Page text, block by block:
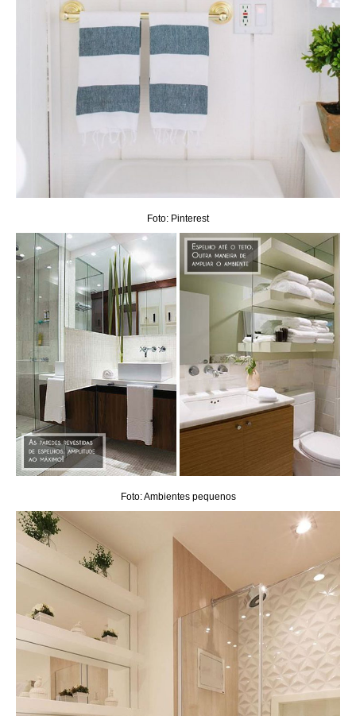
Foto: Pinterest
Foto: Ambientes pequenos